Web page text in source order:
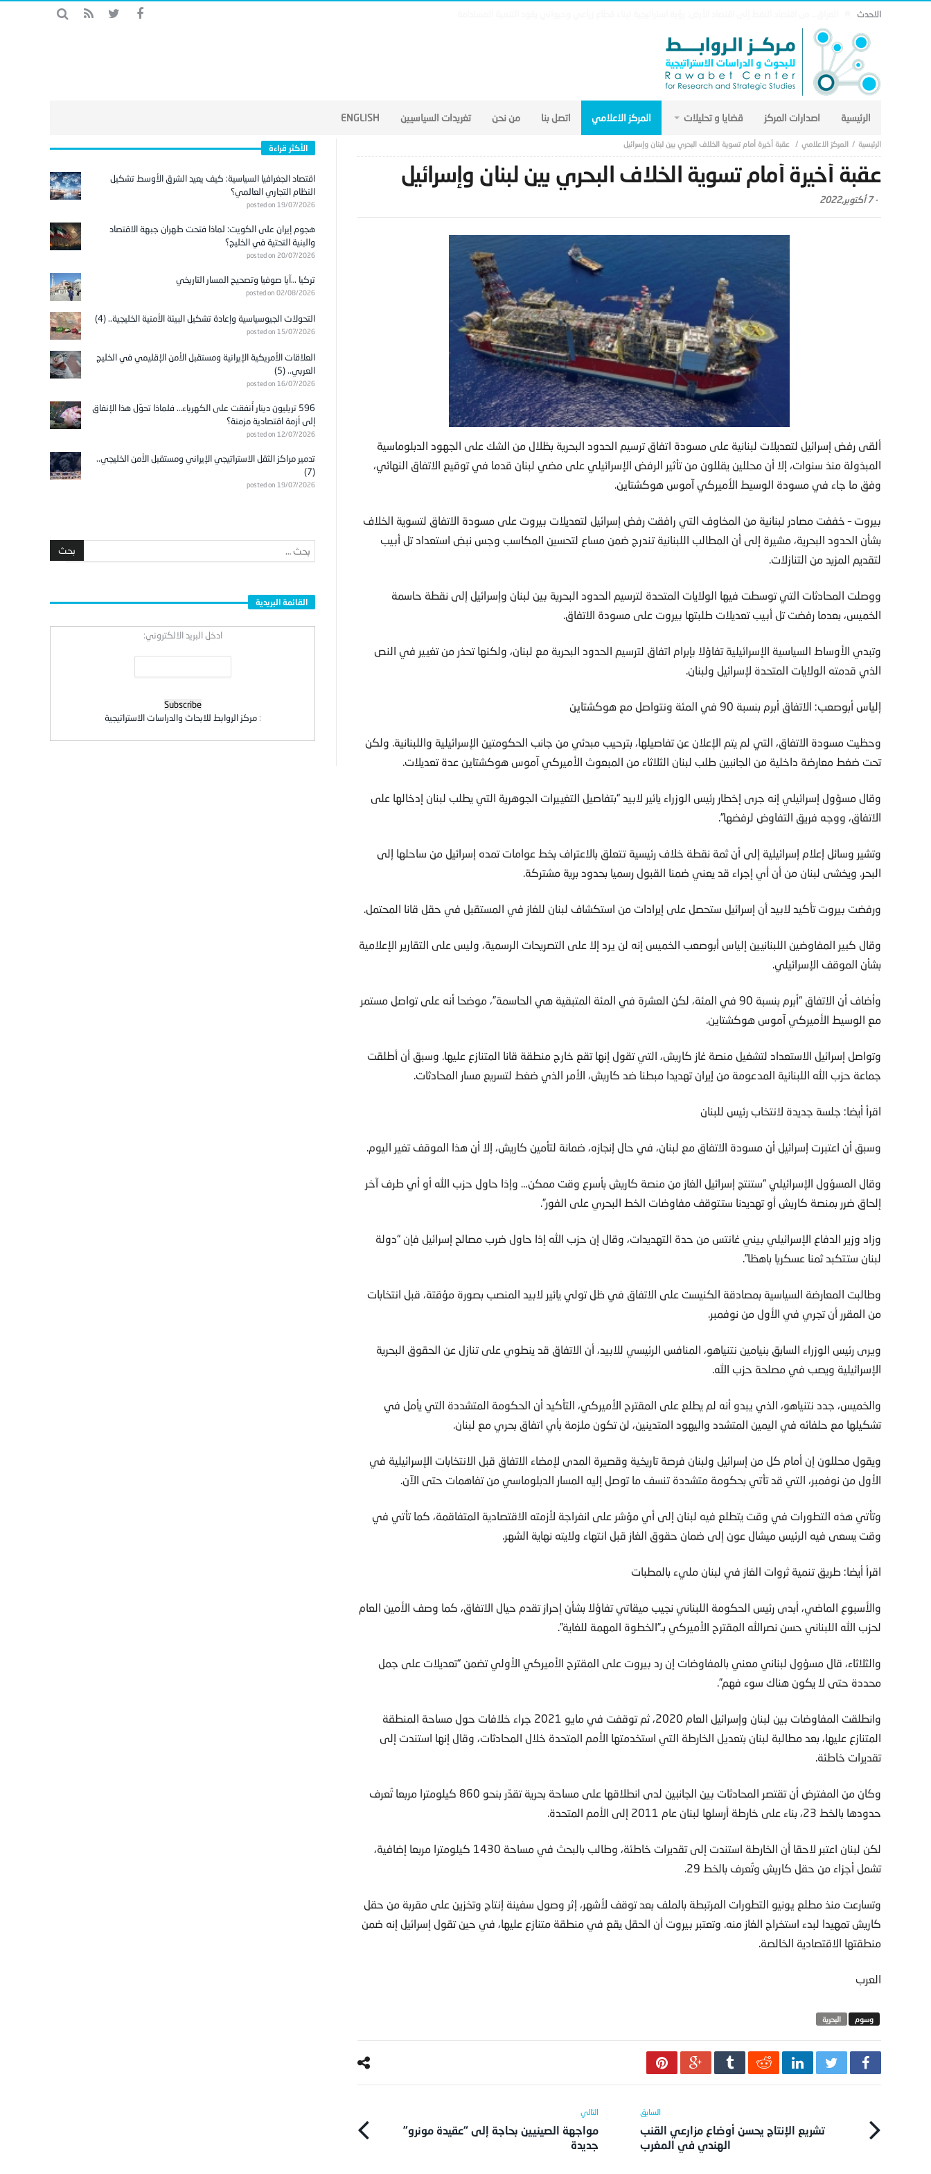
الاحدث
الرئيسية اصدارات المركز قضايا و تحليلات المركز الاعلامي اتصل بنا من نحن تغريدات السياسيين ENGLISH
المركز الاعلامي عقبة أخيرة أمام تسوية الخلاف البحري بين لبنان وإسرائيل
عقبة أخيرة أمام تسوية الخلاف البحري بين لبنان وإسرائيل
-7 أكتوبر,2022
ألقى رفض إسرائيل لتعديلات لبنانية على مسودة اتفاق ترسيم الحدود البحرية بظلال من الشك على الجهود الدبلوماسية
المبذولة منذ سنوات، إلا أن محللين يقللون من تأثير الرفض الإسرائيلي على مضي لبنان قدما في توقيع الاتفاق النهائي،
وفق ما جاء في مسودة الوسيط الأميركي آموس هوكشتاين.
بيروت – خففت مصادر لبنانية من المخاوف التي رافقت رفض إسرائيل لتعديلات بيروت على مسودة الاتفاق لتسوية الخلاف
بشأن الحدود البحرية، مشيرة إلى أن المطالب اللبنانية تندرج ضمن مساع لتحسين المكاسب وجس نبض استعداد تل أبيب
لتقديم المزيد من التنازلات.
ووصلت المحادثات التي توسطت فيها الولايات المتحدة لترسيم الحدود البحرية بين لبنان وإسرائيل إلى نقطة حاسمة
الخميس، بعدما رفضت تل أبيب تعديلات طلبتها بيروت على مسودة الاتفاق.
وتبدي الأوساط السياسية الإسرائيلية تفاؤلا بإبرام اتفاق لترسيم الحدود البحرية مع لبنان، ولكنها تحذر من تغيير في النص
الذي قدمته الولايات المتحدة لإسرائيل ولبنان.
إلياس أبوصعب: الاتفاق أبرم بنسبة 90 في المئة ونتواصل مع هوكشتاين
وحظيت مسودة الاتفاق، التي لم يتم الإعلان عن تفاصيلها، بترحيب مبدئي من جانب الحكومتين الإسرائيلية واللبنانية. ولكن
تحت ضغط معارضة داخلية من الجانبين طلب لبنان الثلاثاء من المبعوث الأميركي آموس هوكشتاين عدة تعديلات.
وقال مسؤول إسرائيلي إنه جرى إخطار رئيس الوزراء يائير لابيد “بتفاصيل التغييرات الجوهرية التي يطلب لبنان إدخالها على
الاتفاق، ووجه فريق التفاوض لرفضها”.
وتشير وسائل إعلام إسرائيلية إلى أن ثمة نقطة خلاف رئيسية تتعلق بالاعتراف بخط عوامات تمده إسرائيل من ساحلها إلى
البحر. ويخشى لبنان من أن أي إجراء قد يعني ضمنا القبول رسميا بحدود برية مشتركة.
ورفضت بيروت تأكيد لابيد أن إسرائيل ستحصل على إيرادات من استكشاف لبنان للغاز في المستقبل في حقل قانا المحتمل.
وقال كبير المفاوضين اللبنانيين إلياس أبوصعب الخميس إنه لن يرد إلا على التصريحات الرسمية، وليس على التقارير الإعلامية
بشأن الموقف الإسرائيلي.
وأضاف أن الاتفاق “أبرم بنسبة 90 في المئة، لكن العشرة في المئة المتبقية هي الحاسمة”، موضحا أنه على تواصل مستمر
مع الوسيط الأميركي آموس هوكشتاين.
وتواصل إسرائيل الاستعداد لتشغيل منصة غاز كاريش، التي تقول إنها تقع خارج منطقة قانا المتنازع عليها. وسبق أن أطلقت
جماعة حزب الله اللبنانية المدعومة من إيران تهديدا مبطنا ضد كاريش، الأمر الذي ضغط لتسريع مسار المحادثات.
اقرأ أيضا: جلسة جديدة لانتخاب رئيس للبنان
وسبق أن اعتبرت إسرائيل أن مسودة الاتفاق مع لبنان، في حال إنجازه، ضمانة لتأمين كاريش، إلا أن هذا الموقف تغير اليوم.
وقال المسؤول الإسرائيلي “ستنتج إسرائيل الغاز من منصة كاريش بأسرع وقت ممكن… وإذا حاول حزب الله أو أي طرف آخر
إلحاق ضرر بمنصة كاريش أو تهديدنا ستتوقف مفاوضات الخط البحري على الفور”.
وزاد وزير الدفاع الإسرائيلي بيني غانتس من حدة التهديدات، وقال إن حزب الله إذا حاول ضرب مصالح إسرائيل فإن “دولة
لبنان ستتكبد ثمنا عسكريا باهظا”.
وطالبت المعارضة السياسية بمصادقة الكنيست على الاتفاق في ظل تولي يائير لابيد المنصب بصورة مؤقتة، قبل انتخابات
من المقرر أن تجري في الأول من نوفمبر.
ويرى رئيس الوزراء السابق بنيامين نتنياهو، المنافس الرئيسي للابيد، أن الاتفاق قد ينطوي على تنازل عن الحقوق البحرية
الإسرائيلية ويصب في مصلحة حزب الله.
والخميس، جدد نتنياهو، الذي يبدو أنه لم يطلع على المقترح الأميركي، التأكيد أن الحكومة المتشددة التي يأمل في
تشكيلها مع حلفائه في اليمين المتشدد واليهود المتدينين، لن تكون ملزمة بأي اتفاق بحري مع لبنان.
ويقول محللون إن أمام كل من إسرائيل ولبنان فرصة تاريخية وقصيرة المدى لإمضاء الاتفاق قبل الانتخابات الإسرائيلية في
الأول من نوفمبر، التي قد تأتي بحكومة متشددة تنسف ما توصل إليه المسار الدبلوماسي من تفاهمات حتى الآن.
وتأتي هذه التطورات في وقت يتطلع فيه لبنان إلى أي مؤشر على انفراجة لأزمته الاقتصادية المتفاقمة، كما تأتي في
وقت يسعى فيه الرئيس ميشال عون إلى ضمان حقوق الغاز قبل انتهاء ولايته نهاية الشهر.
اقرأ أيضا: طريق تنمية ثروات الغاز في لبنان مليء بالمطبات
والأسبوع الماضي، أبدى رئيس الحكومة اللبناني نجيب ميقاتي تفاؤلا بشأن إحراز تقدم حيال الاتفاق، كما وصف الأمين العام
لحزب الله اللبناني حسن نصرالله المقترح الأميركي بـ”الخطوة المهمة للغاية”.
والثلاثاء، قال مسؤول لبناني معني بالمفاوضات إن رد بيروت على المقترح الأميركي الأولي تضمن “تعديلات على جمل
محددة حتى لا يكون هناك سوء فهم”.
وانطلقت المفاوضات بين لبنان وإسرائيل العام 2020، ثم توقفت في مايو 2021 جراء خلافات حول مساحة المنطقة
المتنازع عليها، بعد مطالبة لبنان بتعديل الخارطة التي استخدمتها الأمم المتحدة خلال المحادثات، وقال إنها استندت إلى
تقديرات خاطئة.
وكان من المفترض أن تقتصر المحادثات بين الجانبين لدى انطلاقها على مساحة بحرية تقدّر بنحو 860 كيلومترا مربعا تُعرف
حدودها بالخط 23، بناء على خارطة أرسلها لبنان عام 2011 إلى الأمم المتحدة.
لكن لبنان اعتبر لاحقا أن الخارطة استندت إلى تقديرات خاطئة، وطالب بالبحث في مساحة 1430 كيلومترا مربعا إضافية،
تشمل أجزاء من حقل كاريش وتُعرف بالخط 29.
وتسارعت منذ مطلع يونيو التطورات المرتبطة بالملف بعد توقف لأشهر، إثر وصول سفينة إنتاج وتخزين على مقربة من حقل
كاريش تمهيدا لبدء استخراج الغاز منه. وتعتبر بيروت أن الحقل يقع في منطقة متنازع عليها، في حين تقول إسرائيل إنه ضمن
منطقتها الاقتصادية الخالصة.
العرب
البحرية
تشريع الإنتاج يحسن أوضاع مزارعي القنب
الهندي في المغرب
مواجهة الصينيين بحاجة إلى “عقيدة مونرو”
جديدة
الأكثر قراءة
اقتصاد الجغرافيا السياسية: كيف يعيد الشرق الأوسط تشكيل
النظام التجاري العالمي؟
posted on 19/07/2026
هجوم إيران على الكويت: لماذا فتحت طهران جبهة الاقتصاد
والبنية التحتية في الخليج؟
posted on 20/07/2026
تركيا …آيا صوفيا وتصحيح المسار التاريخي
posted on 02/08/2026
التحولات الجيوسياسية وإعادة تشكيل البيئة الأمنية الخليجية.. (4)
posted on 15/07/2026
العلاقات الأمريكية الإيرانية ومستقبل الأمن الإقليمي في الخليج
العربي.. (5)
posted on 16/07/2026
596 تريليون دينار أُنفقت على الكهرباء… فلماذا تحوّل هذا الإنفاق
إلى أزمة اقتصادية مزمنة؟
posted on 12/07/2026
تدمير مراكز الثقل الاستراتيجي الإيراني ومستقبل الأمن الخليجي..
(7)
posted on 19/07/2026
القائمة البريدية
ادخل البريد الالكتروني:
:مركز الروابط للابحاث والدراسات الاستراتيجية